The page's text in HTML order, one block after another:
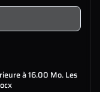
à 16.00 Mo. Les